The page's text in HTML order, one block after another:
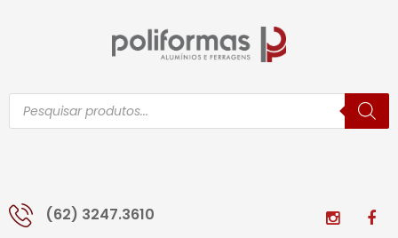
Pesquisar
produtos
(62) 3247.3610